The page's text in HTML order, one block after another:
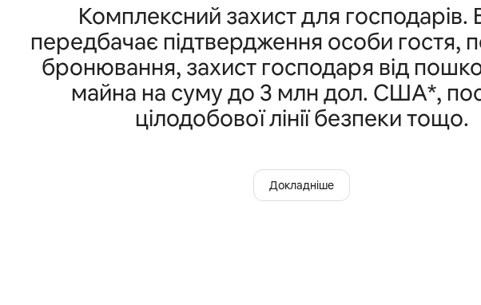
Комплексний захист для господарів.
передбачає підтвердження особи гостя,
бронювання, захист господаря від
майна на суму до 3 млн дол. США*,
цілодобової лінії безпеки тощо.
Докладніше